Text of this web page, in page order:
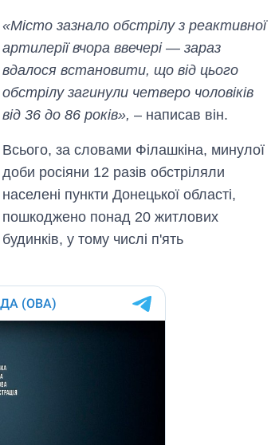
«Місто зазнало обстрілу з реактивної
артилерії вчора ввечері — зараз
вдалося встановити, що від цього
обстрілу загинули четверо чоловіків
від 36 до 86 років», – написав він.
Всього, за словами Філашкіна, минулої
доби росіяни 12 разів обстріляли
населені пункти Донецької області,
пошкоджено понад 20 житлових
будинків, у тому числі п'ять
Як змінився
бюджет
Міністерства
оборони за 13
років війни з